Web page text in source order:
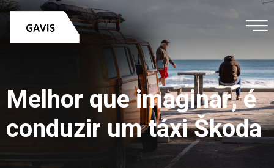
Melhor que imaginar, é
conduzir um táxi Škoda